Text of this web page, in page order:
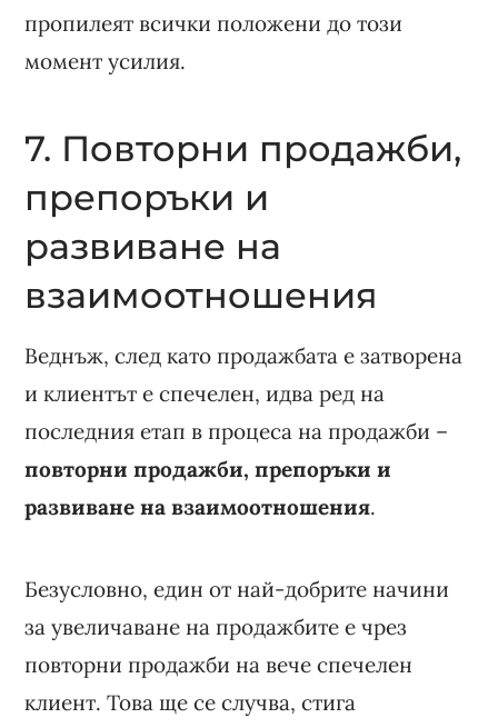
пропилеят всички положени до този
момент усилия.
7. Повторни продажби,
препоръки и
развиване на
взаимоотношения
Веднъж, след като продажбата е затворена
и клиентът е спечелен, идва ред на
последния етап в процеса на продажби –
повторни продажби, препоръки и
развиване на взаимоотношения.
Безусловно, един от най-добрите начини
за увеличаване на продажбите е чрез
повторни продажби на вече спечелен
клиент. Това ще се случва, стига